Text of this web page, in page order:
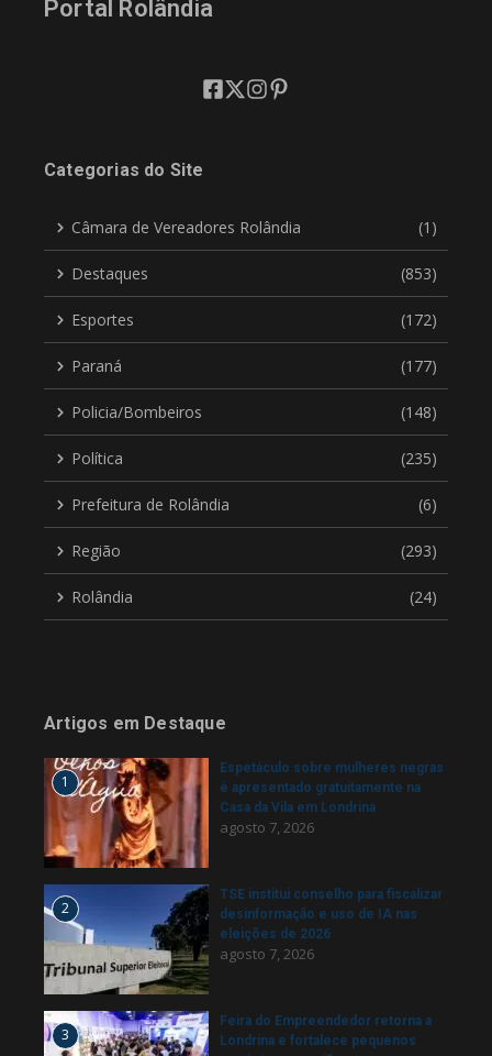
Portal Rolândia
Categorias do Site
Câmara de Vereadores Rolândia (1)
Destaques (853)
Esportes (172)
Paraná (177)
Policia/Bombeiros (148)
Política (235)
Prefeitura de Rolândia (6)
Região (293)
Rolândia (24)
Artigos em Destaque
1
Espetáculo sobre mulheres negras
é apresentado gratuitamente na
Casa da Vila em Londrina
agosto 7, 2026
2
TSE institui conselho para fiscalizar
desinformação e uso de IA nas
eleições de 2026
agosto 7, 2026
3
Feira do Empreendedor retorna a
Londrina e fortalece pequenos